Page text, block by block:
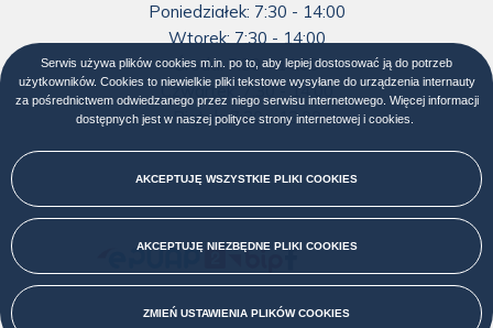
Poniedziałek: 7:30 - 14:00
Wtorek: 7:30 - 14:00
Środa: 7:30 - 14:00
Czwartek: 7:30 - 14:00
Piątek: 7:30 - 13:00
Menu
społecznościowe
Serwis używa plików cookies m.in. po to, aby lepiej dostosować ją do potrzeb
użytkowników. Cookies to niewielkie pliki tekstowe wysyłane do urządzenia internauty
za pośrednictwem odwiedzanego przez niego serwisu internetowego. Więcej informacji
dostępnych jest w naszej polityce strony internetowej i cookies
w
AKCEPTUJĘ WSZYSTKIE PLIKI COOKIES
AKCEPTUJĘ NIEZBĘDNE PLIKI COOKIES
ZMIEŃ USTAWIENIA PLIKÓWCOOKIES